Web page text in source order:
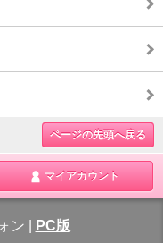
ページの先頭へ戻る
マイアカウント
ン PC版